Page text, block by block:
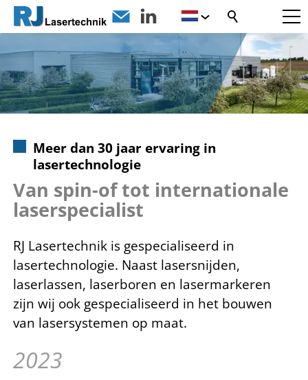
Meer dan 30 jaar ervaring in
lasertechnologie
Van spin-of tot internationale
laserspecialist
RJ Lasertechnik is gespecialiseerd in
lasertechnologie. Naast lasersnijden,
laserlassen, laserboren en lasermarkeren
zijn wij ook gespecialiseerd in het bouwen
van lasersystemen op maat.
2023